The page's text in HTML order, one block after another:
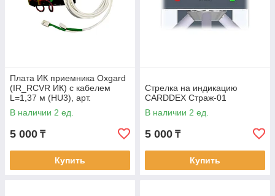
Плата ИК приемника Oxgard
(IR_RCVR ИК) с кабелем
L=1,37 м (HU3), арт.
ВЗР1956.05
В наличии 2 ед.
5 000 ₸
Купить
Стрелка на индикацию
CARDDEX Страж-01
В наличии 2 ед.
5 000 ₸
Купить